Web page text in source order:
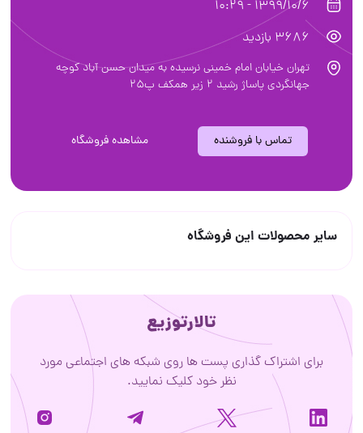
1399/10/6 - 10:29
3686 بازدید
تهران خیابان امام خمینی نرسیده به میدان حسن آباد کوچه
جهانگردی پاساژ رشید 2 زیر همکف پ25
تماس با فروشنده مشاهده فروشگاه
سایر محصولات این فروشگاه
تالارتوزیع
برای اشتراک گذاری پست ها روی شبکه های اجتماعی مورد
نظر خود کلیک نمایید.